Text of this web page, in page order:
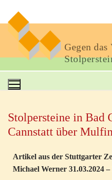
Gegen das
Stolpersteine in Bad
Cannstatt über
Artikel aus der Stuttgarter
Michael Werner 31.03.2024